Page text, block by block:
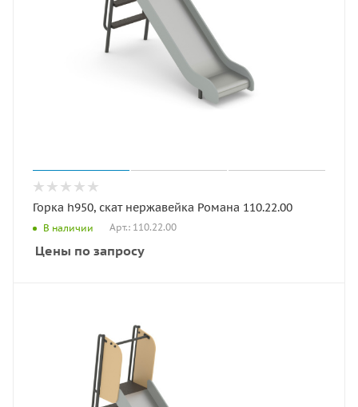
Горка h950, скат нержавейка Романа 110.22.00
В наличии Арт.: 110.22.00
Цены по запросу